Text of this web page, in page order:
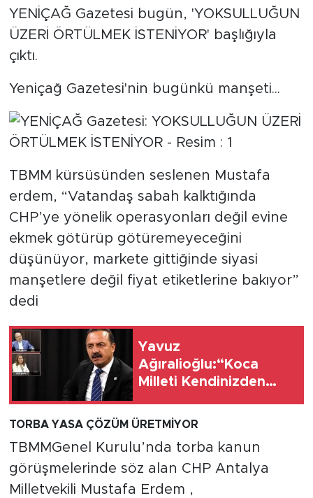
YENİÇAĞ Gazetesi bugün, 'YOKSULLUĞUN
ÜZERİ ÖRTÜLMEK İSTENİYOR' başlığıyla
çıktı.
Yeniçağ Gazetesi'nin bugünkü manşeti...
TBMM kürsüsünden seslenen Mustafa
erdem, “Vatandaş sabah kalktığında
CHP’ye yönelik operasyonları değil evine
ekmek götürüp götüremeyeceğini
düşünüyor, markete gittiğinde siyasi
manşetlere değil fiyat etiketlerine bakıyor”
dedi
Yavuz
Ağıralioğlu:“Koca
Milleti Kendinizden
Siz Kimsiniz ki Millet
TORBA YASA ÇÖZÜM ÜRETMİYOR
TBMMGenel Kurulu’nda torba kanun
görüşmelerinde söz alan CHP Antalya
Milletvekili Mustafa Erdem ,
TARİHTEN GÜNÜMÜZE
TARİH
SAĞLIK
SİYASET
FOTO GALERİ
VİDEOLAR
SOSYAL MEDYA